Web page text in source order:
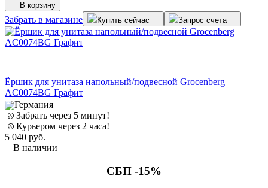
В корзину
Забрать в магазине Купить сейчас Запрос счета
Ёршик для унитаза напольный/подвесной Grocenberg
AC0074BG Графит
Германия
Забрать через 5 минут!
Курьером через 2 часа!
5 040 руб.
В наличии
СБП -15%